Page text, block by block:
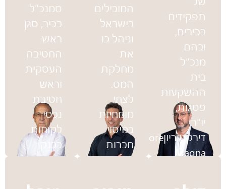
תפקידים
בכירים,
ובהם
מנכ"ל
ההשקעות
פסגות,
דירקטוריוןMore
Magna
Management
המובילים
בישראל
וניהל בו
מחלקת
המס.
לצחי
מומחיות
במיסוי
חברות
ובביקורת
סמנכ"ל
בכיר, סגן
ראש
החטיבה
העסקית
וראש
חטיבת
לקוחות
בבנק
מזרחי-טפחות.